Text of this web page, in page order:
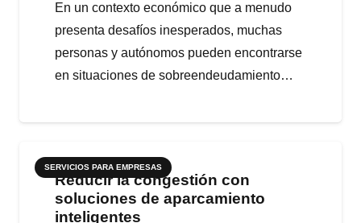
En un contexto económico que a menudo
presenta desafíos inesperados, muchas
personas y autónomos pueden encontrarse
en situaciones de sobreendeudamiento…
SERVICIOS PARA EMPRESAS
Reducir la congestión con
soluciones de aparcamiento
inteligentes